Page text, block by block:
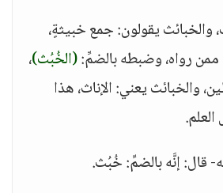
يقولون: جمع خبيثةٍ،
رواه، وضبطه بالضمِّ:(الخُبُث)،
والخبائث يعني: الإناث، هذا
قال: إنَّه بالضمِّ: خُبُث.